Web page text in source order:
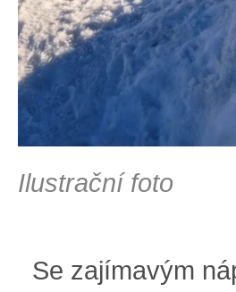
Ilustrační foto
Se zajímavým